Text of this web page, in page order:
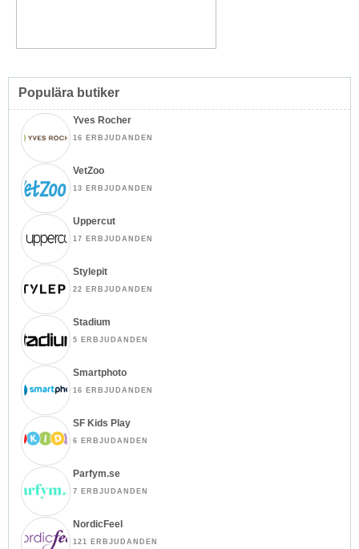
Populära butiker
Yves Rocher
16 ERBJUDANDEN
VetZoo
13 ERBJUDANDEN
Uppercut
17 ERBJUDANDEN
Stylepit
22 ERBJUDANDEN
Stadium
5 ERBJUDANDEN
Smartphoto
16 ERBJUDANDEN
SF Kids Play
6 ERBJUDANDEN
Parfym.se
7 ERBJUDANDEN
NordicFeel
121 ERBJUDANDEN